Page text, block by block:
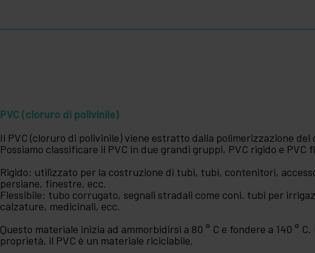
PVC (cloruro di polivinile)
Il PVC (cloruro di polivinile) viene estratto dalla polimerizzazione del
Possiamo classificare il PVC in due grandi gruppi, PVC rigido e PVC
Rigido: utilizzato per la costruzione di tubi, tubi, contenitori,
persiane, finestre, ecc.
Flessibile: tubo corrugato, segnali stradali come coni. tubi per
calzature, medicinali, ecc.
Questo materiale inizia ad ammorbidirsi a 80 ° C e fondere a 140 °
proprietà, il PVC è un materiale riciclabile.